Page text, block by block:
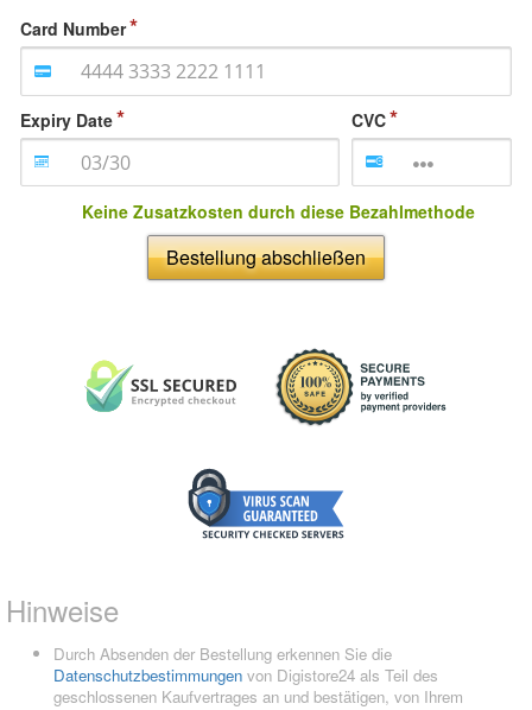
Card Number
Expiry Date CVC
Keine Zusatzkosten durch diese Bezahlmethode
Bestellung abschließen
Hinweise
Durch Absenden der Bestellung erkennen Sie die
Datenschutzbestimmungen von Digistore24 als Teil des
geschlossenen Kaufvertrages an und bestätigen, von Ihrem